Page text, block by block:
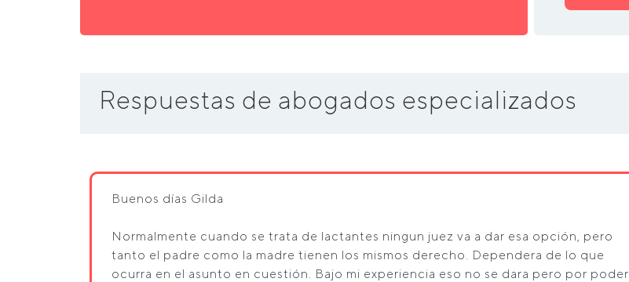
Respuestas de abogados especializados
Buenos días Gilda
Normalmente cuando se trata de lactantes ningun juez va a dar esa opción, pero
tanto el padre como la madre tienen los mismos derecho. Dependera de lo que
ocurra en el asunto en cuestión. Bajo mi experiencia eso no se dara pero por poder